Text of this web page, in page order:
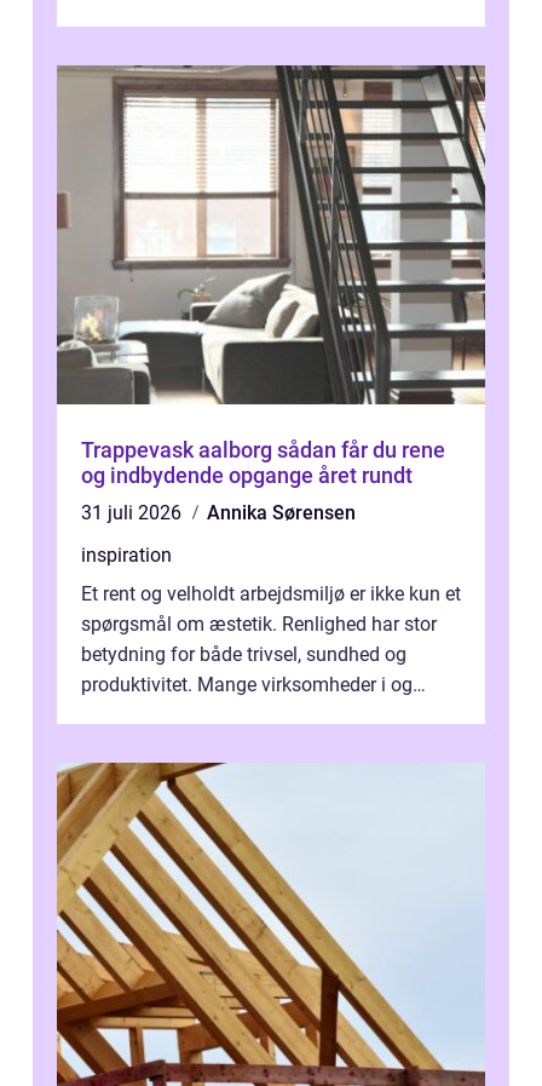
Trappevask aalborg sådan får du rene
og indbydende opgange året rundt
31 juli 2026
Annika Sørensen
inspiration
Et rent og velholdt arbejdsmiljø er ikke kun et
spørgsmål om æstetik. Renlighed har stor
betydning for både trivsel, sundhed og
produktivitet. Mange virksomheder i og